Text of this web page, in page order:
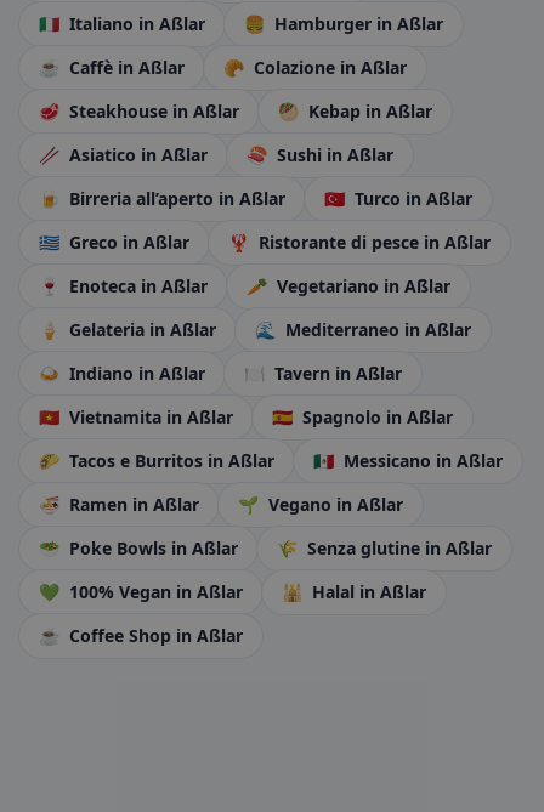
🇮🇹 Italiano in Aßlar 🍔 Hamburger in Aßlar
☕ Caffè in Aßlar 🥐 Colazione in Aßlar
🥩 Steakhouse in Aßlar 🥙 Kebap in Aßlar
🥢 Asiatico in Aßlar 🍣 Sushi in Aßlar
🍺 Birreria all’aperto in Aßlar 🇹🇷 Turco in Aßlar
🇬🇷 Greco in Aßlar 🦞 Ristorante di pesce in Aßlar
🍷
Enoteca in Aßlar 🥕 Vegetariano in Aßlar
🍦
Gelateria in Aßlar 🌊 Mediterraneo in Aßlar
🍛 Indiano in Aßlar 🍽️ Tavern in Aßlar
🇻🇳 Vietnamita in Aßlar 🇪🇸 Spagnolo in Aßlar
🌮 Tacos e Burritos in Aßlar 🇲🇽 Messicano in Aßlar
🍜 Ramen in Aßlar 🌱 Vegano in Aßlar
🥗 Poke Bowls in Aßlar 🌾 Senza glutine in Aßlar
💚 100% Vegan in Aßlar 🕌 Halal in Aßlar
☕ Coffee Shop in Aßlar